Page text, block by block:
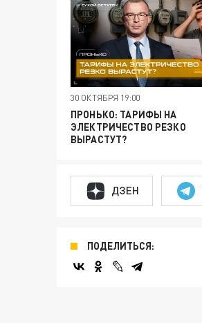
30 ОКТЯБРЯ 19:00
ПРОНЬКО: ТАРИФЫ НА
ЭЛЕКТРИЧЕСТВО РЕЗКО
ВЫРАСТУТ?
ДЗЕН
ПОДЕЛИТЬСЯ: